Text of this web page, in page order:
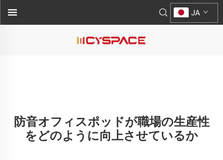
JA
防音オフィスポッドが職場の生産性
をどのように向上させているか